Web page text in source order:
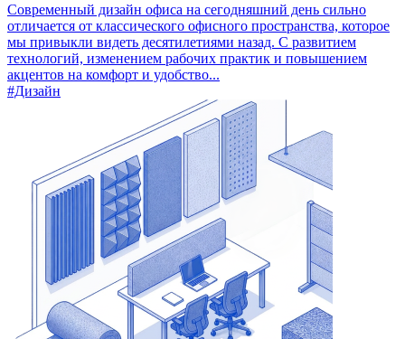
Современный дизайн офиса на сегодняшний день сильно
отличается от классического офисного пространства, которое
мы привыкли видеть десятилетиями назад. С развитием
технологий, изменением рабочих практик и повышением
акцентов на комфорт и удобство...
#Дизайн